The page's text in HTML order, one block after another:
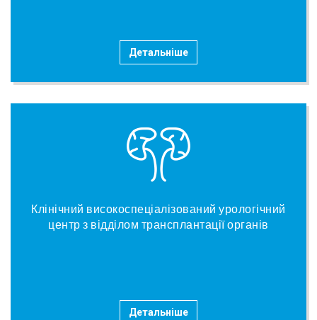
Детальніше
Клінічний високоспеціалізований урологічний
центр з відділом трансплантації органів
Детальніше